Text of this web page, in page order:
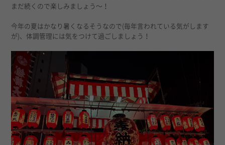
まだ続くので楽しみましょう〜！
今年の夏はかなり暑くなるそうなので(毎年言われている気がします
が)、体調管理には気をつけて過ごしましょう！